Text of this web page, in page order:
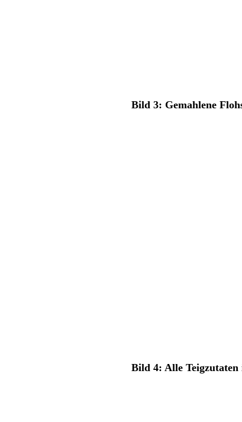
Bild 3: Gemahlene
Bild 4: Alle Teigzutaten